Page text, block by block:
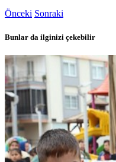
Önceki Sonraki
Bunlar da ilginizi çekebilir